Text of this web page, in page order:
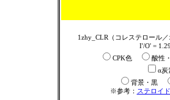
1zhy_CLR（コレステロール
I'/O' =
CPK色
酸性
α炭
背景・黒
※参考： ステロイ